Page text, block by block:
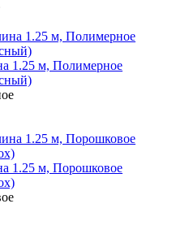
1.25 м, Полимерное
1.25 м, Порошковое